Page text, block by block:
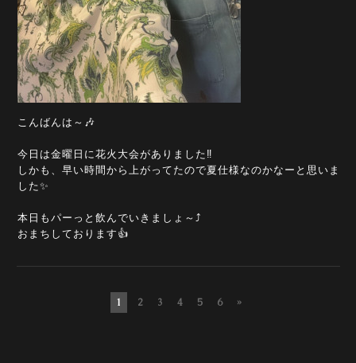
こんばんは～🎶
今日は金曜日に花火大会がありました‼️
しかも、早い時間から上がってたので夏仕様なのかなーと思いま
した✨
本日もパーっと飲んでいきましょ～⤴️
おまちしております👍️
1 2 3 4 5 6 »